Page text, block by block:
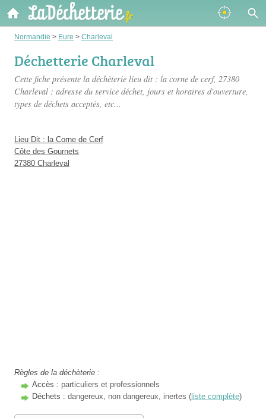
Normandie > Eure > Charleval
Déchetterie Charleval
Cette fiche présente la déchèterie lieu dit : la corne de cerf, 27380
Charleval : adresse du service déchet, jours et horaires d'ouverture,
types de déchets acceptés, etc...
Lieu Dit : la Corne de Cerf
Côte des Gournets
27380 Charleval
Règles de la déchèterie :
Accès : particuliers et professionnels
Déchets : dangereux, non dangereux, inertes ( liste complète)